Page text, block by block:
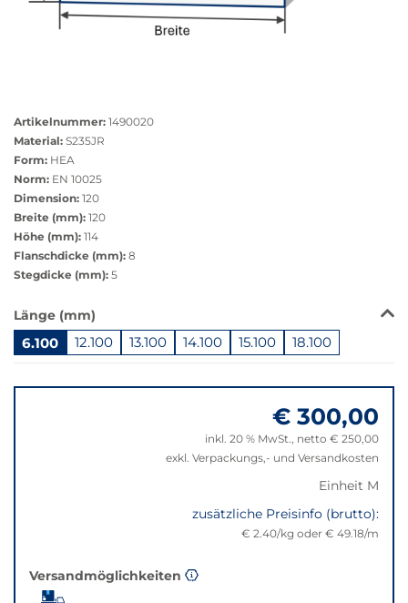
anzeigen
Artikelnummer: 1490020
Material: S235JR
Form: HEA
Norm: EN 10025
Dimension: 120
Breite (mm): 120
Höhe (mm): 114
Flanschdicke (mm): 8
Stegdicke (mm): 5
Das
Produkt
ist
in
dieser
die
beste
Länge (mm)
6.100 12.100 13.100 14.100 15.100 18.100
zu
€ 300,00
inkl. 20 % MwSt., netto € 250,00
exkl. Verpackungs,- und Versandkosten
Einheit M
zusätzliche Preisinfo (brutto):
€ 2.40/kg oder € 49.18/m
Versandmöglichkeiten